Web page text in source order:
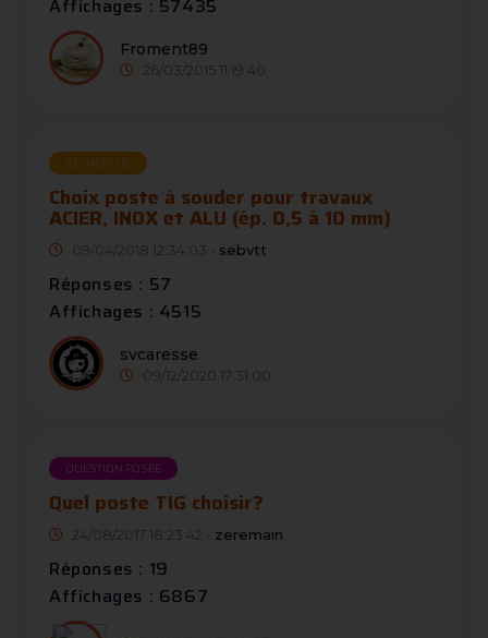
Affichages : 57435
Froment89
26/03/2015 11:19:40
RECHERCHE
Choix poste à souder pour travaux
ACIER, INOX et ALU (ép. 0,5 à 10 mm)
09/04/2018 12:34:03 - sebvtt
Réponses : 57
Affichages : 4515
svcaresse
09/12/2020 17:31:00
QUESTION POSÉE
Quel poste TIG choisir?
24/08/2017 18:23:42 - zeremain
Réponses : 19
Affichages : 6867